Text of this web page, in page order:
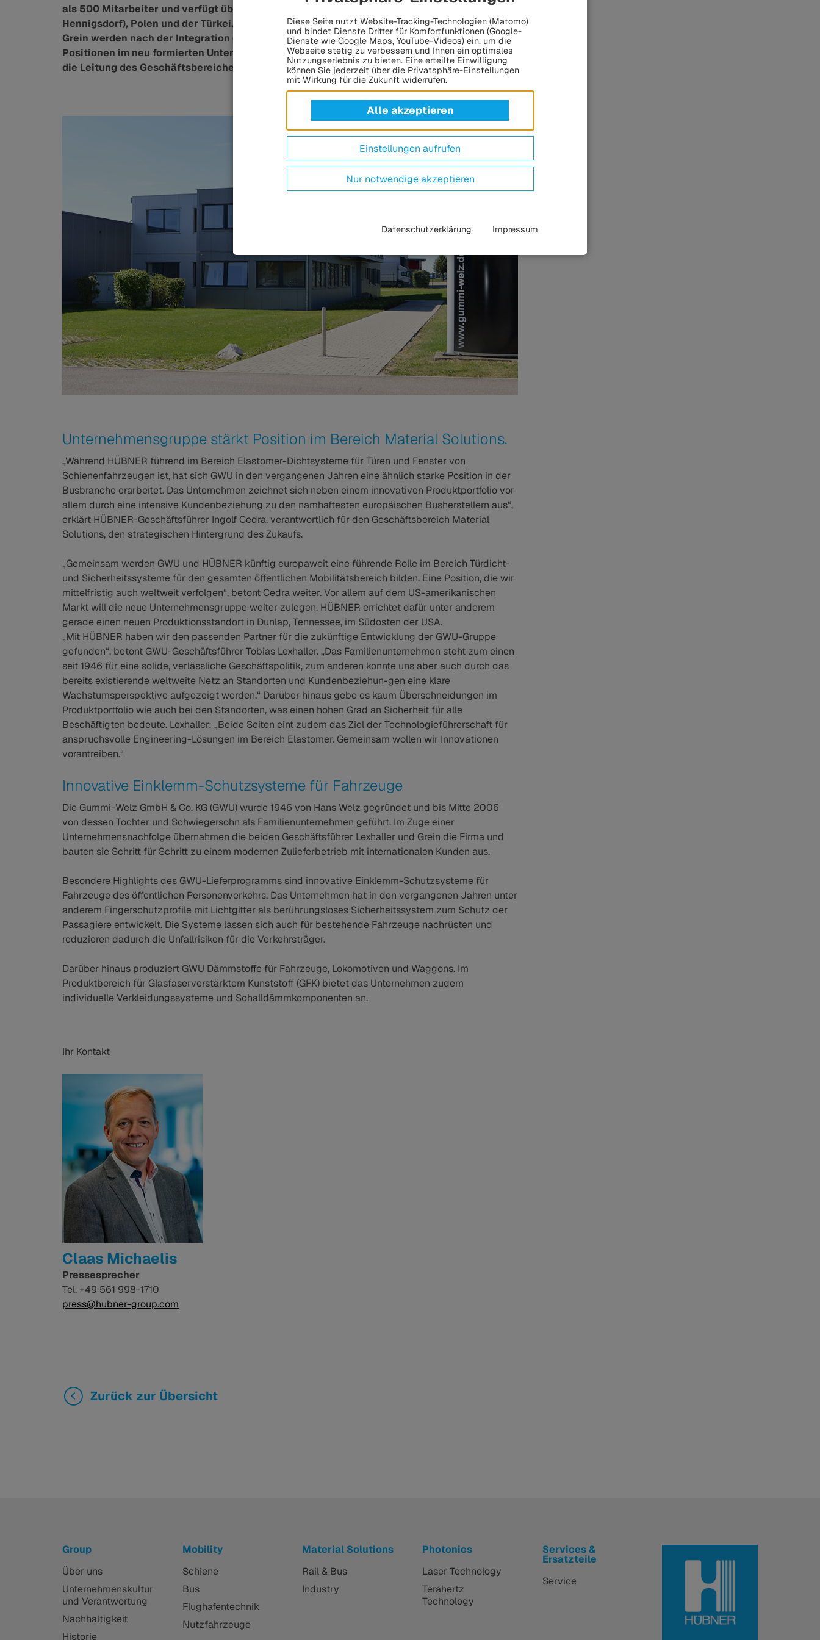
Diese Seite nutzt Website-Tracking-Technologien (Matomo)
und bindet Dienste Dritter für Komfortfunktionen (Google-
Dienste wie Google Maps, YouTube-Videos) ein, um die
Webseite stetig zu verbessern und Ihnen ein optimales
Nutzungserlebnis zu bieten. Eine erteilte Einwilligung
können Sie jederzeit über die Privatsphäre-Einstellungen
mit Wirkung für die Zukunft widerrufen.
Alle akzeptieren
Einstellungen aufrufen
Nur notwendige akzeptieren
Datenschutzerklärung Impressum
als 500 Mitarbeiter und verfügt über fünf Standorte in Deutschland (Neu-Ulm, Schifferstadt,
Hennigsdorf), Polen und der Türkei. Die beiden Geschäftsführer Tobias Lexhaller und Horst
Grein werden nach der Integration der GWU-Unternehmen in die HÜBNER-Gruppe leitende
Positionen im neu formierten Unternehmensverbund einnehmen – so übernimmt Lexhaller
die Leitung des Geschäftsbereiches HÜBNER Material Solutions.
Unternehmensgruppe stärkt Position im Bereich Material Solutions.
„Während HÜBNER führend im Bereich Elastomer-Dichtsysteme für Türen und Fenster von
Schienenfahrzeugen ist, hat sich GWU in den vergangenen Jahren eine ähnlich starke Position in der
Busbranche erarbeitet. Das Unternehmen zeichnet sich neben einem innovativen Produktportfolio vor
allem durch eine intensive Kundenbeziehung zu den namhaftesten europäischen Busherstellern aus“,
erklärt HÜBNER-Geschäftsführer Ingolf Cedra, verantwortlich für den Geschäftsbereich Material
Solutions, den strategischen Hintergrund des Zukaufs.
„Gemeinsam werden GWU und HÜBNER künftig europaweit eine führende Rolle im Bereich Türdicht-
und Sicherheitssysteme für den gesamten öffentlichen Mobilitätsbereich bilden. Eine Position, die wir
mittelfristig auch weltweit verfolgen“, betont Cedra weiter. Vor allem auf dem US-amerikanischen
Markt will die neue Unternehmensgruppe weiter zulegen. HÜBNER errichtet dafür unter anderem
gerade einen neuen Produktionsstandort in Dunlap, Tennessee, im Südosten der USA.
„Mit HÜBNER haben wir den passenden Partner für die zukünftige Entwicklung der GWU-Gruppe
gefunden“, betont GWU-Geschäftsführer Tobias Lexhaller. „Das Familienunternehmen steht zum einen
seit 1946 für eine solide, verlässliche Geschäftspolitik, zum anderen konnte uns aber auch durch das
bereits existierende weltweite Netz an Standorten und Kundenbeziehun-gen eine klare
Wachstumsperspektive aufgezeigt werden.“ Darüber hinaus gebe es kaum Überschneidungen im
Produktportfolio wie auch bei den Standorten, was einen hohen Grad an Sicherheit für alle
Beschäftigten bedeute. Lexhaller: „Beide Seiten eint zudem das Ziel der Technologieführerschaft für
anspruchsvolle Engineering-Lösungen im Bereich Elastomer. Gemeinsam wollen wir Innovationen
vorantreiben.“
Innovative Einklemm-Schutzsysteme für Fahrzeuge
Die Gummi-Welz GmbH & Co. KG (GWU) wurde 1946 von Hans Welz gegründet und bis Mitte 2006
von dessen Tochter und Schwiegersohn als Familienunternehmen geführt. Im Zuge einer
Unternehmensnachfolge übernahmen die beiden Geschäftsführer Lexhaller und Grein die Firma und
bauten sie Schritt für Schritt zu einem modernen Zulieferbetrieb mit internationalen Kunden aus.
Besondere Highlights des GWU-Lieferprogramms sind innovative Einklemm-Schutzsysteme für
Fahrzeuge des öffentlichen Personenverkehrs. Das Unternehmen hat in den vergangenen Jahren unter
anderem Fingerschutzprofile mit Lichtgitter als berührungsloses Sicherheitssystem zum Schutz der
Passagiere entwickelt. Die Systeme lassen sich auch für bestehende Fahrzeuge nachrüsten und
reduzieren dadurch die Unfallrisiken für die Verkehrsträger.
Darüber hinaus produziert GWU Dämmstoffe für Fahrzeuge, Lokomotiven und Waggons. Im
Produktbereich für Glasfaserverstärktem Kunststoff (GFK) bietet das Unternehmen zudem
individuelle Verkleidungssysteme und Schalldämmkomponenten an.
Ihr Kontakt
Claas Michaelis
Pressesprecher
Tel. +49 561 998-1710
press@hubner-group.com
Zurück zur Übersicht
Group
Über uns
Unternehmenskultur
und Verantwortung
Nachhaltigkeit
Historie
Mobility
Schiene
Bus
Flughafentechnik
Nutzfahrzeuge
Material Solutions
Rail & Bus
Industry
Photonics
Laser Technology
Terahertz
Technology
Services &
Ersatzteile
Service